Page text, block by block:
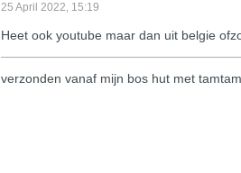
25 April 2022, 15:19
Heet ook youtube maar dan uit belgie
verzonden vanaf mijn bos hut met tamtam